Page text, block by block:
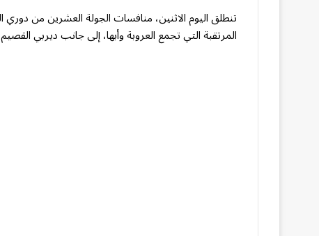
تنطلق اليوم الاثنين، منافسات الجولة العشرين من دوري
المرتقبة التي تجمع العروبة وأبها، إلى جانب ديربي القصيم